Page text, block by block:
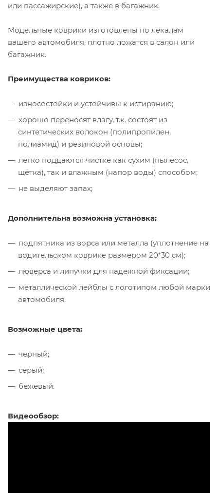
или пассажирские), а также в багажник.
Модельные коврики изготовлены по лекалам
вашего автомобиля, плотно ложатся в салон или
багажник.
Преимущества ковриков:
износостойки и устойчивы к истиранию;
хорошо переносят влагу, т.к. состоят из
синтетических волокон (полипропилен,
полиамид) и резиновой основы;
легко поддаются чистке как сухим (пылесос,
щётка), так и влажным (напор воды) способом;
не выделяют запах;
Дополнительна возможна установка:
подпятника из ворса или металла (уплотнение на
водительском коврике размером 20*30 см);
люверса и липучки для надежной фиксации;
металлической лейблы с логотипом любой марки
автомобиля.
Возможные цвета:
черный;
серый;
бежевый.
Видеообзор: